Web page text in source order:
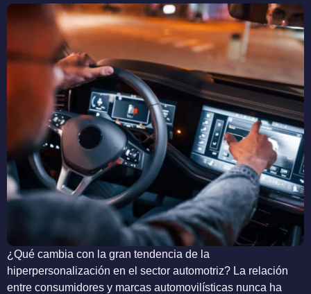
¿Qué cambia con la gran tendencia de la
hiperpersonalización en el sector automotriz? La relación
entre consumidores y marcas automovilísticas nunca ha